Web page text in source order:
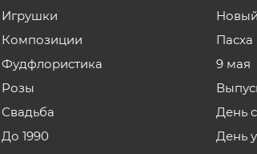
Игрушки
Композиции
Фудфлористика
Розы
Свадьба
До 1990
Пасха
9 мая
День
День